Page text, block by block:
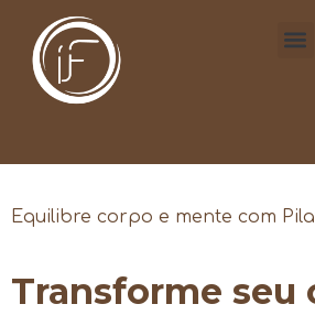
Equilibre corpo e mente com
Transforme seu